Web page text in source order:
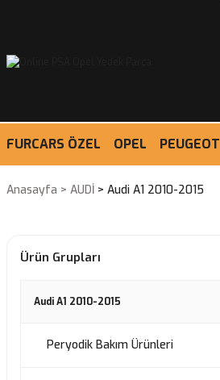
FURCARS ÖZEL OPEL PEUGEOT
Anasayfa AUDİ Audi A1 2010-2015
Ürün Grupları
Audi A1 2010-2015
Peryodik Bakım Ürünleri